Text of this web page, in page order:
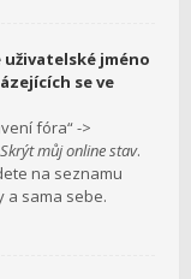
jméno
se ve
fóra“ ->
Skrýt můj online stav.
na seznamu
a sama sebe.